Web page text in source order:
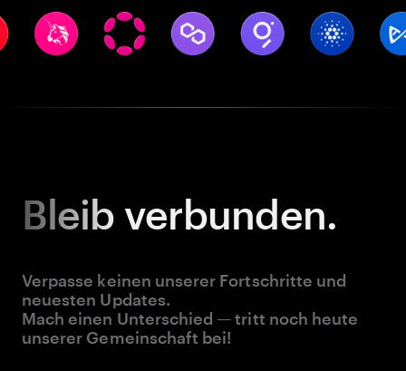
Bleib verbunden.
Verpasse keinen unserer Fortschritte und
neuesten Updates.
Mach einen Unterschied — tritt noch heute
unserer Gemeinschaft bei!